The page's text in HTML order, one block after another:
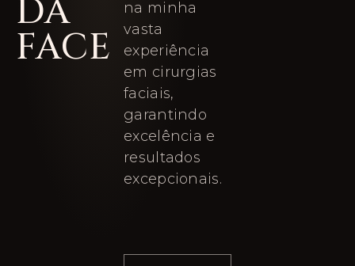
DA
FACE
na minha
vasta
experiência
em cirurgias
faciais,
garantindo
excelência e
resultados
excepcionais.